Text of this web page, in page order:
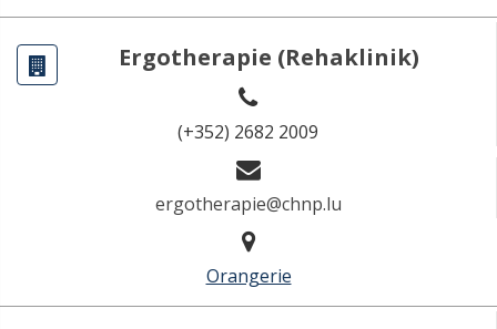
Ergotherapie (Rehaklinik)
(+352) 2682 2009
ergotherapie@chnp.lu
Orangerie